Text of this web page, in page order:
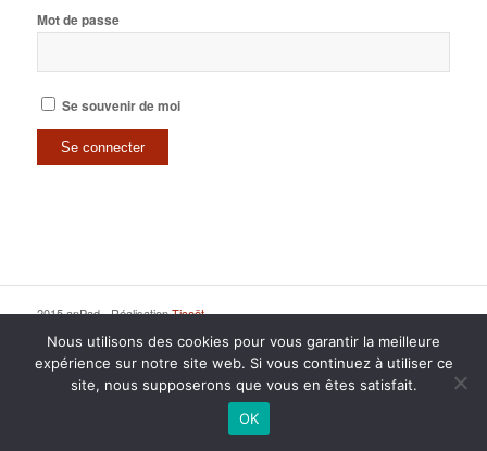
Mot de passe
Se souvenir de moi
2015 anPad - RéalisationTicoët
Mentions Légales
Nous écrire
Nous utilisons des cookies pour vous garantir la meilleure
expérience sur notre site web. Si vous continuez à utiliser ce
site, nous supposerons que vous en êtes satisfait.
OK